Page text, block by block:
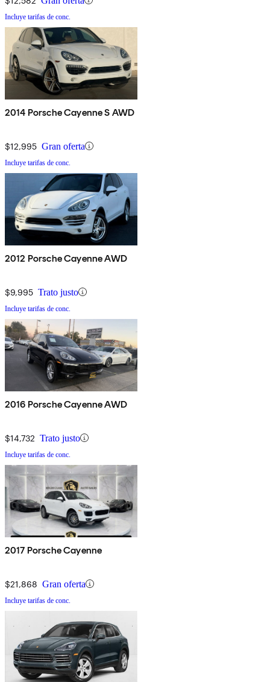
Incluye tarifas de conc.
2014 Porsche Cayenne S AWD
$12,995 Gran oferta
Incluye tarifas de conc.
2012 Porsche Cayenne AWD
$9,995 Trato justo
Incluye tarifas de conc.
2016 Porsche Cayenne AWD
$14,732 Trato justo
Incluye tarifas de conc.
2017 Porsche Cayenne
$21,868 Gran oferta
Incluye tarifas de conc.